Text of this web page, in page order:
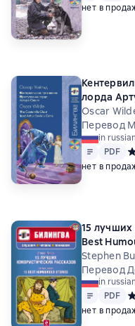
нет в
лорда
Ghost.
Oscar
Перевод
in
Text
PDF
PDF
нет в
15 лучших
Best
Stephen
Перевод
in
Text
PDF
PDF
нет в